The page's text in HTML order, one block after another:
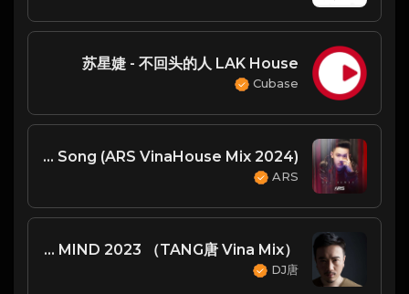
苏星婕 - 不回头的人 LAK House
Cubase
Happy Birthday Song (ARS VinaHouse Mix 2024)
ARS
IN YOUR MIND 2023 （TANG唐 Vina Mix）
DJ唐